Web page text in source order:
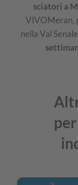
sciatori a
VIVOMeran,
nella Val